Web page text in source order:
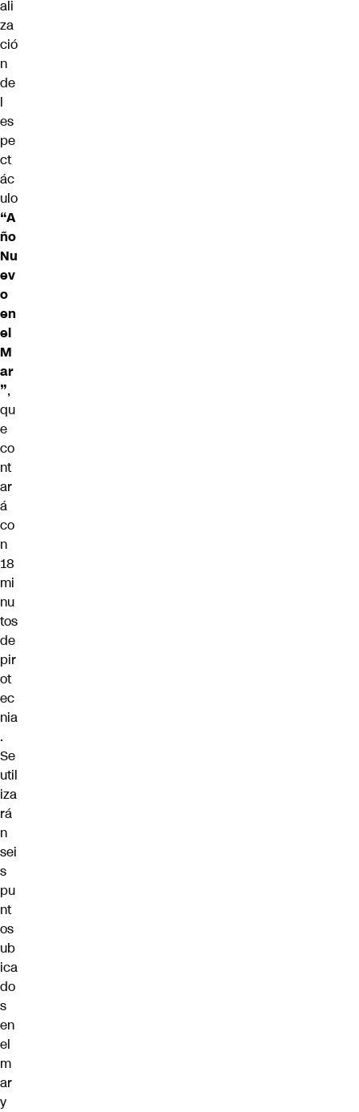
ali
za
ció
n
de
l
es
pe
ct
ác
ulo
“A
ño
Nu
ev
o
en
el
M
ar
”,
qu
e
co
nt
ar
á
co
n
18
mi
nu
tos
de
pir
ot
ec
nia
.
Se
util
iza
rá
n
sei
s
pu
nt
os
ub
ica
do
s
en
el
m
ar
y